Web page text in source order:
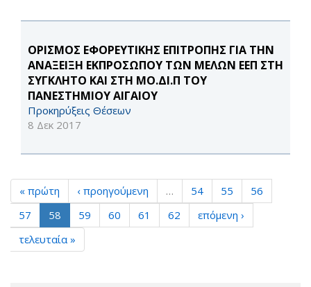
ΟΡΙΣΜΟΣ ΕΦΟΡΕΥΤΙΚΗΣ ΕΠΙΤΡΟΠΗΣ ΓΙΑ ΤΗΝ
ΑΝΑΞΕΙΞΗ ΕΚΠΡΟΣΩΠΟΥ ΤΩΝ ΜΕΛΩΝ ΕΕΠ ΣΤΗ
ΣΥΓΚΛΗΤΟ ΚΑΙ ΣΤΗ ΜΟ.ΔΙ.Π ΤΟΥ
ΠΑΝΕΣΤΗΜΙΟΥ ΑΙΓΑΙΟΥ
Προκηρύξεις Θέσεων
8 Δεκ 2017
« πρώτη ‹ προηγούμενη … 54 55
56
57
58 59 60 61 62
επόμενη ›
τελευταία »